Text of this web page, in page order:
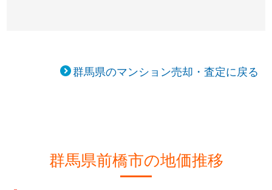
群馬県のマンション売却・査定に戻る
群馬県前橋市の地価推移